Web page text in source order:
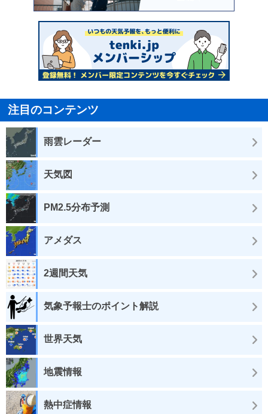
注目のコンテンツ
雨雲レーダー
天気図
PM2.5分布予測
アメダス
2週間天気
気象予報士のポイント解説
世界天気
地震情報
熱中症情報